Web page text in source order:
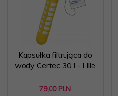
Kapsułka filtrująca do
wody Certec 30 l - Lilie
79,00 PLN